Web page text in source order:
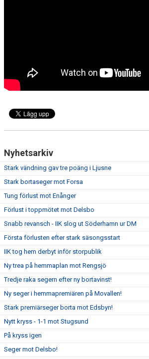
Nyhetsarkiv
Stark vändning gav tre poäng i Ljusne
Stark bortaseger mot Forsa
Tung förlust mot Enånger
Förlust i toppmötet mot Delsbo
Snabb revansch - IIK slog ut Söderhamn ur DM
Första förlusten efter stark säsongsstart
IIK tog hem derbyt inför storpublik
Ny trea på hemmaplan mot Rengsjö
Tredje raka segern efter ny bortavinst!
Ny seger i hemmapremiären på Movallen!
Stark premiärseger borta mot Edsbyn!
Nytt kryss - 1-1 mot Stugsund
På kryss igen
Seger mot Delsbo!